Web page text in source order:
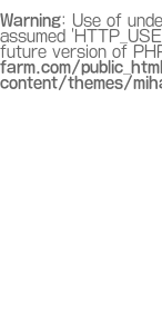
Warning: Use of
assumed
future version of
farm.com/
content/themes/